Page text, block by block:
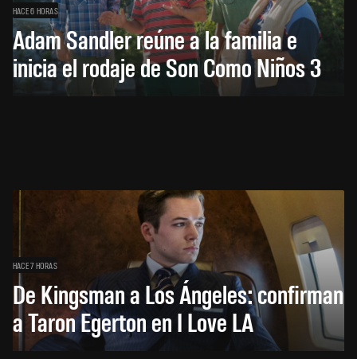
HACE 6 HORAS
Adam Sandler reúne a la familia e
inicia el rodaje de Son Como Niños 3
HACE 7 HORAS
De Kingsman a Los Ángeles: confirman
a Taron Egerton en I Love LA